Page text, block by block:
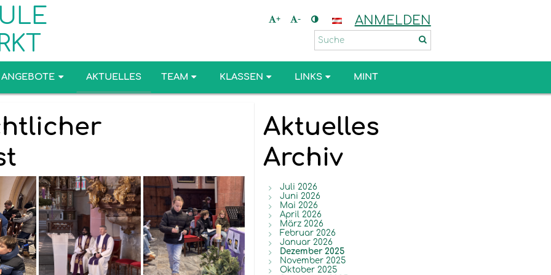
+ - ANMELDEN
ANGEBOTE AKTUELLES TEAM KLASSEN LINKS MINT
Aktuelles
Archiv
Juli 2026
Juni 2026
Mai 2026
April 2026
März 2026
Februar 2026
Januar 2026
Dezember 2025
November 2025
Oktober 2025